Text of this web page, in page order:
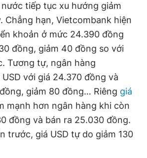
Bạn cần biết
Liên hệ quảng cáo
điện thoại
tiếp tục xu hướng giảm
Chẳng hạn, Vietcombank hiện
khoản ở mức 24.390 đồng
đồng, giảm 40 đồng so với
Tương tự, ngân hàng
với giá 24.370 đồng và
giảm 80 đồng… Riêng giá
mạnh hơn ngân hàng khi còn
đồng và bán ra 25.030 đồng.
trước, giá USD tự do giảm 130